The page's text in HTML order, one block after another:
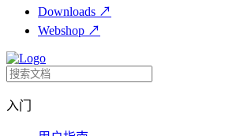
Downloads ↗
Webshop ↗
入门